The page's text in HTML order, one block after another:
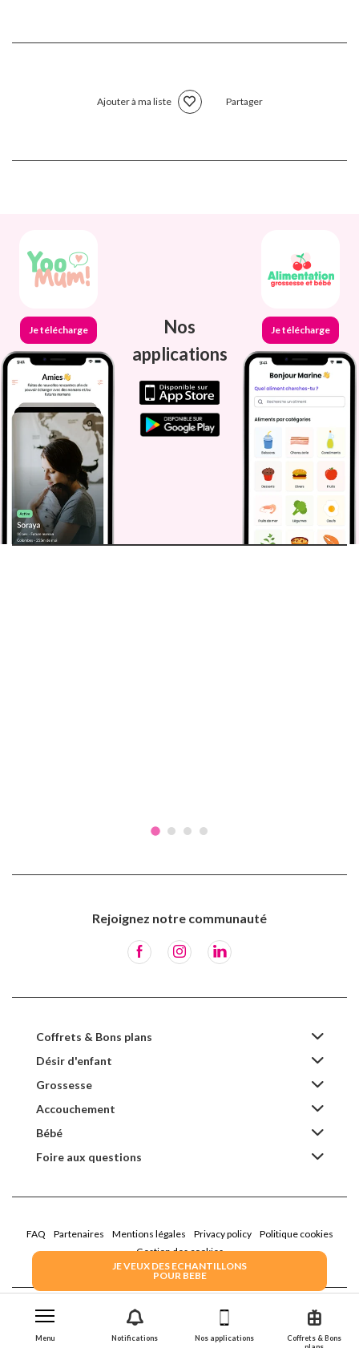
Coffrets & Bons
Nos applications
Notifications
Menu
JE VEUX DES ECHANTILLONS
POUR BEBE
Ajouter à ma liste Partager
Je télécharge
Nos
applications
Je télécharge
Rejoignez notre communauté
Coffrets & Bons plans
Désir d'enfant
Grossesse
Accouchement
Bébé
Foire aux questions
FAQ Partenaires Mentions légales Privacy policy
Politique cookies
Gestion des cookies
2022 Family Service - la Boîte Rose